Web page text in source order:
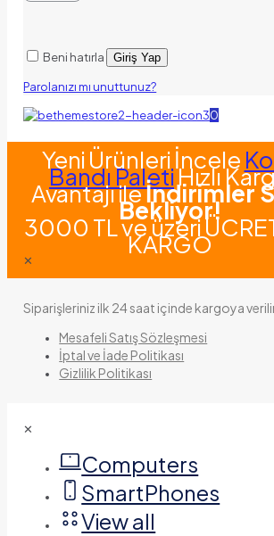
Beni hatırla Giriş Yap
Parolanızı mı unuttunuz?
0
Yeni Ürünleri İncele
Bandı PaletiHızlı
Avantajı ileİndirimler
Bekliyor!
3000 TL ve üzeri
KARGO
✕
Siparişleriniz ilk 24 saat içinde kargoya
Mesafeli Satış Sözleşmesi
İptal ve İade Politikası
Gizlilik Politikası
✕
Computers
SmartPhones
View all